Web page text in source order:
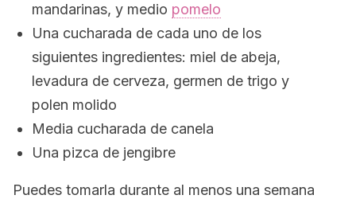
mandarinas, y medio pomelo
Una cucharada de cada uno de los
siguientes ingredientes: miel de abeja,
levadura de cerveza, germen de trigo y
polen molido
Media cucharada de canela
Una pizca de jengibre
Puedes tomarla durante al menos una semana